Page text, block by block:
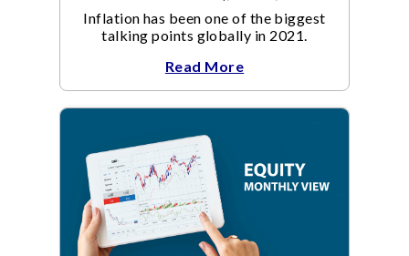
Inflation has been one of the biggest
talking points globally in 2021.
Read More